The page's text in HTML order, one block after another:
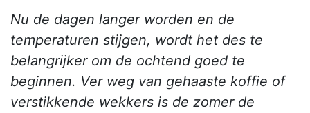
Nu de dagen langer worden en de
temperaturen stijgen, wordt het des te
belangrijker om de ochtend goed te
beginnen. Ver weg van gehaaste koffie of
verstikkende wekkers is de zomer de